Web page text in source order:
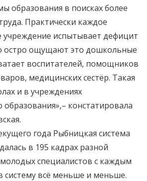
образования в поисках более
Практически каждое
учреждение испытывает дефицит
остро ощущают это дошкольные
воспитателей, помощников
медицинских сестёр. Такая
и в учреждениях
констатировала
года Рыбницкая система
в 195 кадрах разной
специалистов с каждым
систему всё меньше и меньше.